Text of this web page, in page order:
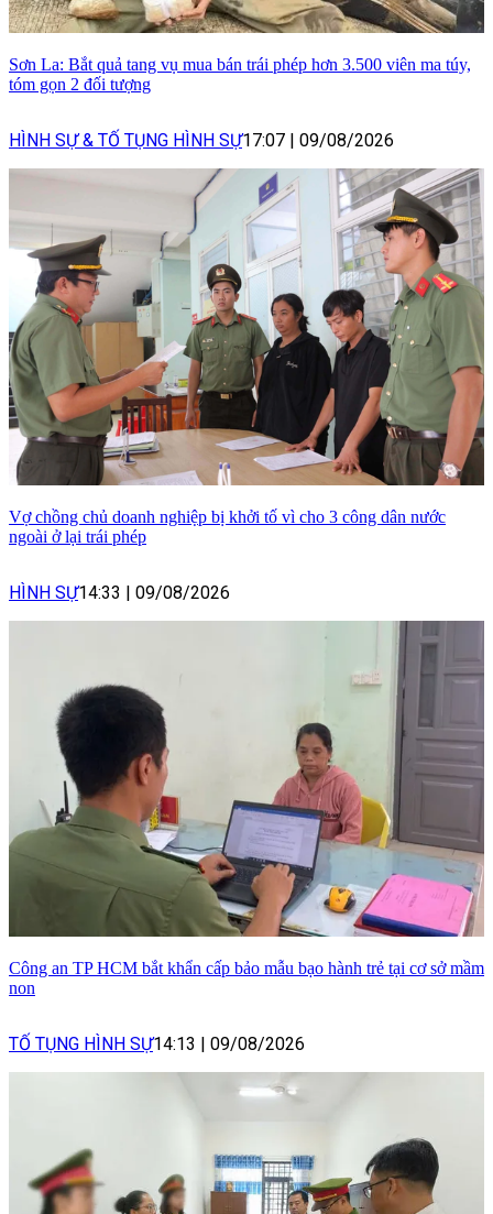
Sơn La: Bắt quả tang vụ mua bán trái phép hơn 3.500 viên ma túy,
tóm gọn 2 đối tượng
HÌNH SỰ & TỐ TỤNG HÌNH SỰ17:07 | 09/08/2026
Vợ chồng chủ doanh nghiệp bị khởi tố vì cho 3 công dân nước
ngoài ở lại trái phép
HÌNH SỰ14:33 | 09/08/2026
Công an TP HCM bắt khẩn cấp bảo mẫu bạo hành trẻ tại cơ sở mầm
non
TỐ TỤNG HÌNH SỰ14:13 | 09/08/2026